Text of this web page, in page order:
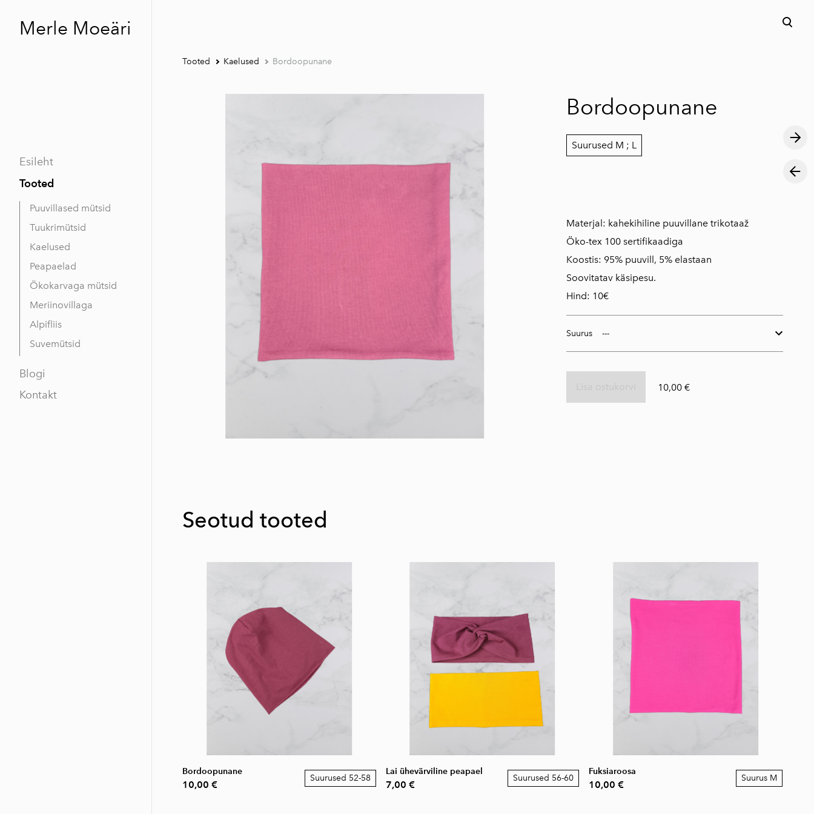
Merle Moeäri
Esileht
Tooted
Puuvillased mütsid
Tuukrimütsid
Kaelused
Peapaelad
Ökokarvaga mütsid
Meriinovillaga
Alpifliis
Suvemütsid
Blogi
Kontakt
Tooted Kaelused Bordoopunane
Bordoopunane
Suurused M ; L
Materjal: kahekihiline puuvillane trikotaaž
Öko-tex 100 sertifikaadiga
Koostis: 95% puuvill, 5% elastaan
Soovitatav käsipesu.
Hind: 10€
Suurus
10,00 €
Seotud tooted
Bordoopunane
10,00 €
Suurused 52-58
Lai ühevärviline peapael
7,00 €
Suurused 56-60
Fuksiaroosa
10,00 €
Suurus M